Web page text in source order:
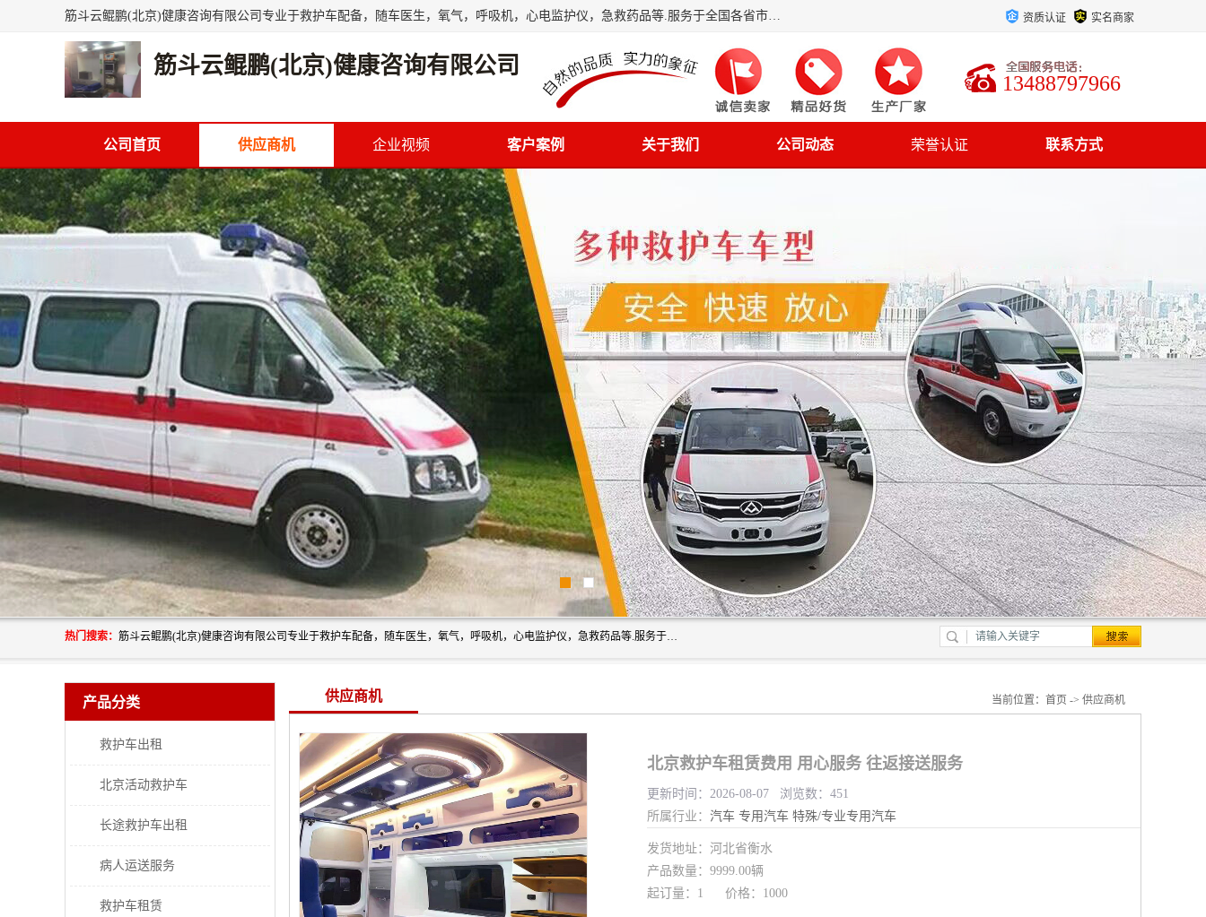
筋斗云鲲鹏(北京)健康咨询有限公司专业于救护车配备，随车医生，氧气，呼吸机，心电监护仪，急救药品等.服务于全国各省市之间伤病员和病愈者及家属的往返接送，及其他需要救护车特需服务的各项业务；承接各种会议、比赛、影视拍摄等所需的救护车服务；承接跨各省市救护*、救护车送病人到机场和火车站等各个指定区域。 资质认证 实名商家
筋斗云鲲鹏(北京)健康咨询有限公司
13488797966
公司首页 供应商机 企业视频 客户案例 关于我们 公司动态 荣誉认证 联系方式
热门搜索： 筋斗云鲲鹏(北京)健康咨询有限公司专业于救护车配备，随车医生，氧气，呼吸机，心电监护仪，急救药品等.服务于全国各省市之间伤病员和病愈者及家属的往返接送，及其他需要救护车特需服务的各项业务；承接各种会议、比赛、影视拍摄等所需的救护车服务；承接跨各省市救护*、救护车送病人到机场和火车站等各个指定区域。
产品分类
救护车出租
北京活动救护车
长途救护车出租
病人运送服务
救护车租赁
供应商机 当前位置： 首页 -> 供应商机
北京救护车租赁费用 用心服务 往返接送服务
更新时间：2026-08-07 浏览数：451
所属行业： 汽车 专用汽车 特殊/专业专用汽车
发货地址：河北省衡水
产品数量：9999.00辆
起订量：1 价格：1000